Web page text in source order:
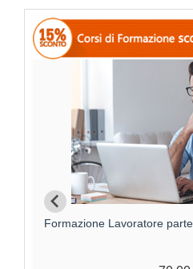
Formazione Lavoratore